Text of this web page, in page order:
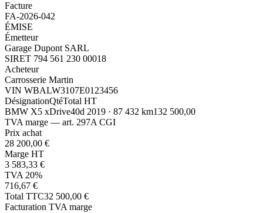
Facture
FA-2026-042
ÉMISE
Émetteur
Garage Dupont SARL
SIRET 794 561 230 00018
Acheteur
Carrosserie Martin
VIN WBALW3107E0123456
DésignationQtéTotal HT
BMW X5 xDrive40d 2019 · 87 432 km132 500,00
TVA marge — art. 297A CGI
Prix achat
28 200,00 €
Marge HT
3 583,33 €
TVA 20%
716,67 €
Total TTC32 500,00 €
Facturation TVA marge